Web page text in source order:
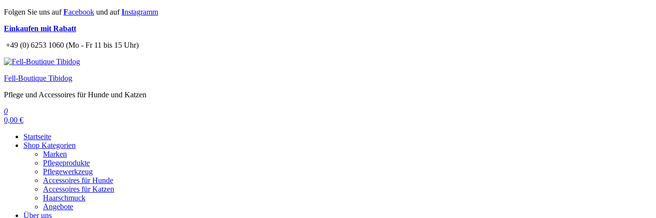
Zum
springen
Folgen Sie uns aufFacebook und aufInstagramm
Einkaufen mit Rabatt
+49 (0) 6253 1060 (Mo - Fr 11 bis 15 Uhr)
Fell-Boutique Tibidog
Pflege und Accessoires für Hunde und Katzen
0
0,00 €
Startseite
Shop Kategorien
Marken
Pflegeprodukte
Pflegewerkzeug
Accessoires für Hunde
Accessoires für Katzen
Haarschmuck
Angebote
Über uns